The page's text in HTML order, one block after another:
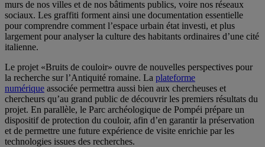
murs de nos villes et de nos bâtiments publics, voire nos réseaux
sociaux. Les graffiti forment ainsi une documentation essentielle
pour comprendre comment l’espace urbain état investi, et plus
largement pour analyser la culture des habitants ordinaires d’une cité
italienne.
Le projet «Bruits de couloir» ouvre de nouvelles perspectives pour
la recherche sur l’Antiquité romaine. La plateforme
numérique associée permettra aussi bien aux chercheuses et
chercheurs qu’au grand public de découvrir les premiers résultats du
projet. En parallèle, le Parc archéologique de Pompéi prépare un
dispositif de protection du couloir, afin d’en garantir la préservation
et de permettre une future expérience de visite enrichie par les
technologies issues des recherches.